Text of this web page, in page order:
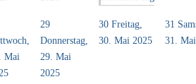
Mai
29
Donnerstag,
29. Mai
2025
30 Freitag,
30. Mai 2025
31
31.